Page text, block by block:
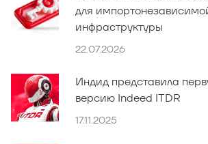
для
инфраструктуры
22.07.2026
Индид представила
версию Indeed ITDR
17.11.2025